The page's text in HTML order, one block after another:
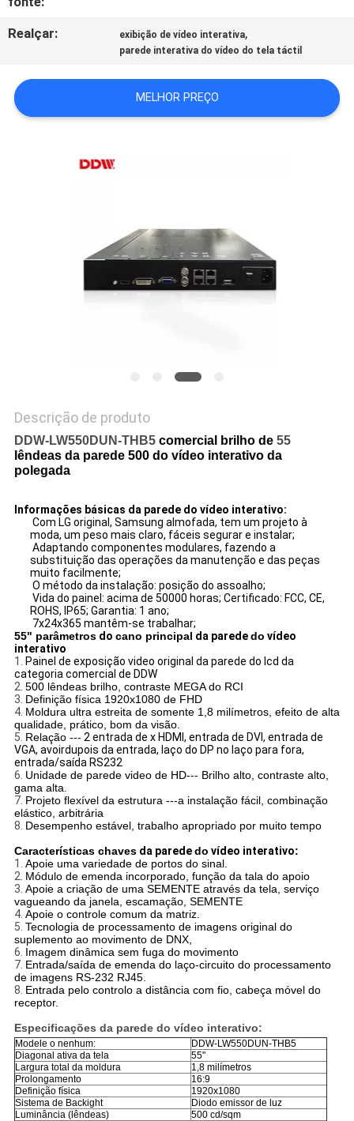
CENTER
Realçar: exibição de vídeo interativa,
parede interativa do vídeo do tela táctil
MELHOR PREÇO
Descrição de produto
DDW-LW550DUN-THB5 comercial brilho de55
lêndeas da parede 500 do vídeo interativo da
polegada
Informações básicas da parede do vídeo interativo:
Com LG original, Samsung almofada, tem um projeto à
moda, um peso mais claro, fáceis segurar e instalar;
Adaptando componentes modulares, fazendo a
substituição das operações da manutenção e das peças
muito facilmente;
O método da instalação: posição do assoalho;
Vida do painel: acima de 50000 horas; Certificado: FCC, CE,
ROHS, IP65; Garantia: 1 ano;
7x24x365 mantêm-se trabalhar;
55" parâmetrosdo cano principal da parededo vídeo
interativo
1. Painel de exposição video original da parede do lcd da
categoria comercial de DDW
2. 500 lêndeas brilho, contraste MEGA do RCI
3. Definição física 1920x1080 de FHD
4. Moldura ultra estreita de somente 1,8 milímetros, efeito de alta
qualidade, prático, bom da visão.
5. Relação --- 2 entrada de x HDMI, entrada de DVI, entrada de
VGA, avoirdupois da entrada, laço do DP no laço para fora,
entrada/saída RS232
6. Unidade de parede video de HD--- Brilho alto, contraste alto,
gama alta.
7. Projeto flexível da estrutura ---a instalação fácil, combinação
elástico, arbitrária
8. Desempenho estável, trabalho apropriado por muito tempo
Características chavesda parededo vídeo interativo:
1. Apoie uma variedade de portos do sinal.
2. Módulo de emenda incorporado, função da tala do apoio
3. Apoie a criação de uma SEMENTE através da tela, serviço
vagueando da janela, escamação, SEMENTE
4. Apoie o controle comum da matriz.
5. Tecnologia de processamento de imagens original do
suplemento ao movimento de DNX,
6. Imagem dinâmica sem fuga do movimento
7. Entrada/saída de emenda do laço-circuito do processamento
de imagens RS-232 RJ45.
8. Entrada pelo controlo a distância com fio, cabeça móvel do
receptor.
Especificações da parede do vídeo interativo:
Modele o nenhum:
DDW-LW550DUN-THB5
Diagonal ativa da tela
55"
Largura total da moldura
1,8 milímetros
Prolongamento
16:9
Definição física
1920x1080
Sistema de Backight
Diodo emissor de luz
Luminância (lêndeas)
500 cd/sqm